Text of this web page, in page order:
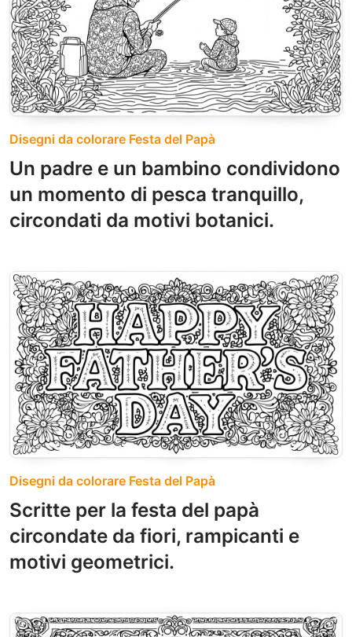
Disegni da colorare Festa del Papà
Un padre e un bambino condividono
un momento di pesca tranquillo,
circondati da motivi botanici.
Disegni da colorare Festa del Papà
Scritte per la festa del papà
circondate da fiori, rampicanti e
motivi geometrici.